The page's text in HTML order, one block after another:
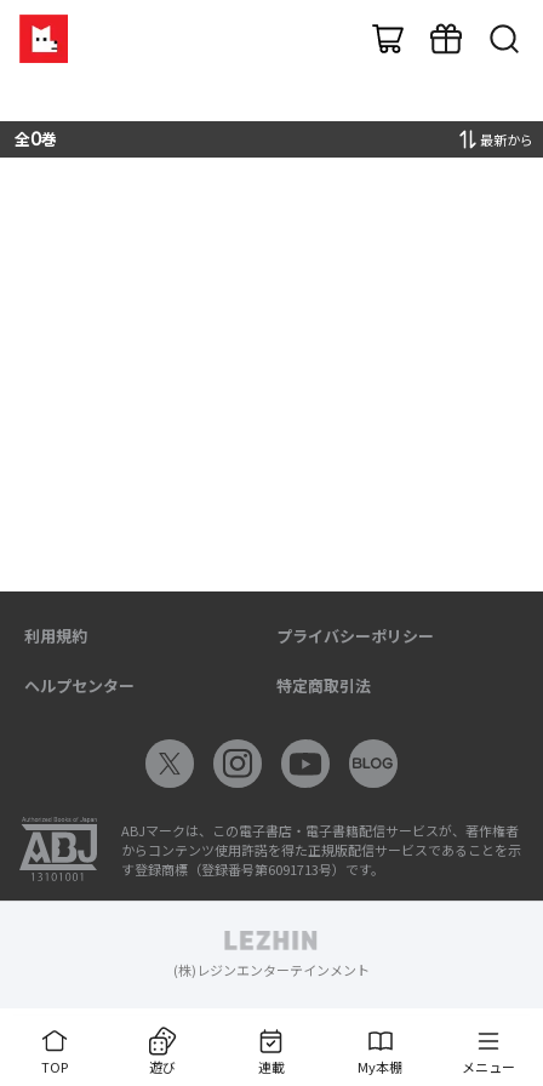
全0巻 最新から
TOP 遊び 連載 My本棚 メニュー
利用規約 プライバシーポリシー
ヘルプセンター 特定商取引法
ABJマークは、この電子書店・電子書籍配信サービスが、著作権者
からコンテンツ使用許諾を得た正規版配信サービスであることを示
す登録商標（登録番号第6091713号）です。
(株)レジンエンターテインメント